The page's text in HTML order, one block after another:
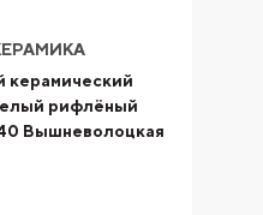
керамический
рифлёный
Вышневолоцкая